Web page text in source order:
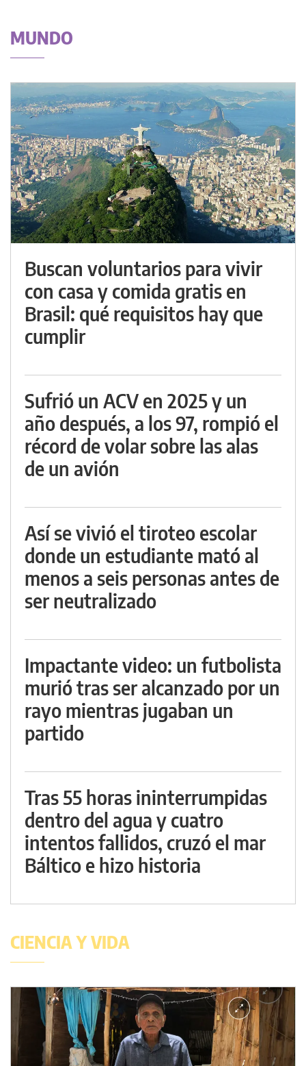
MUNDO
Buscan voluntarios para vivir
con casa y comida gratis en
Brasil: qué requisitos hay que
cumplir
Sufrió un ACV en 2025 y un
año después, a los 97, rompió el
récord de volar sobre las alas
de un avión
Así se vivió el tiroteo escolar
donde un estudiante mató al
menos a seis personas antes de
ser neutralizado
Impactante video: un futbolista
murió tras ser alcanzado por un
rayo mientras jugaban un
partido
Tras 55 horas ininterrumpidas
dentro del agua y cuatro
intentos fallidos, cruzó el mar
Báltico e hizo historia
CIENCIA Y VIDA